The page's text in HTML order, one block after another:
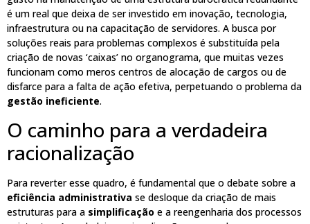
é um real que deixa de ser investido em inovação, tecnologia,
infraestrutura ou na capacitação de servidores. A busca por
soluções reais para problemas complexos é substituída pela
criação de novas ‘caixas’ no organograma, que muitas vezes
funcionam como meros centros de alocação de cargos ou de
disfarce para a falta de ação efetiva, perpetuando o problema da
gestão ineficiente.
O caminho para a verdadeira
racionalização
Para reverter esse quadro, é fundamental que o debate sobre a
eficiência administrativa se desloque da criação de mais
estruturas para a simplificação e a reengenharia dos processos